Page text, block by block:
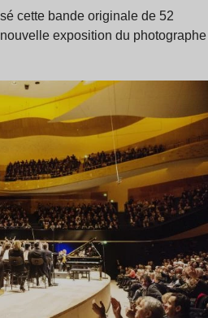
cette bande originale de 52
exposition du photographe